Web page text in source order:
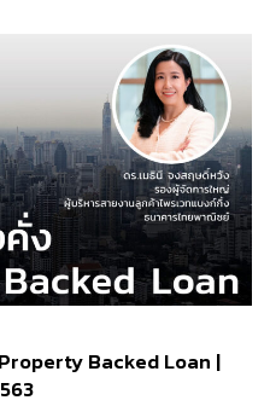
Backed Loan |